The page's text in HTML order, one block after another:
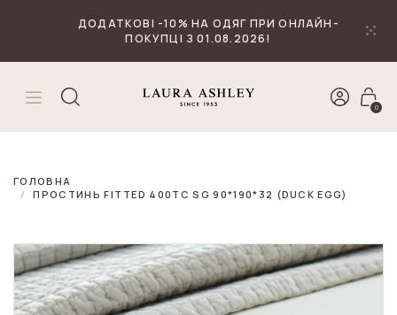
ДОДАТКОВІ -10% НА ОДЯГ ПРИ ОНЛАЙН-
ПОКУПЦІ З 01.08.2026!
0
ГОЛОВНА
ПРОСТИНЬ FITTED 400TC SG 90*190*32 (DUCK EGG)